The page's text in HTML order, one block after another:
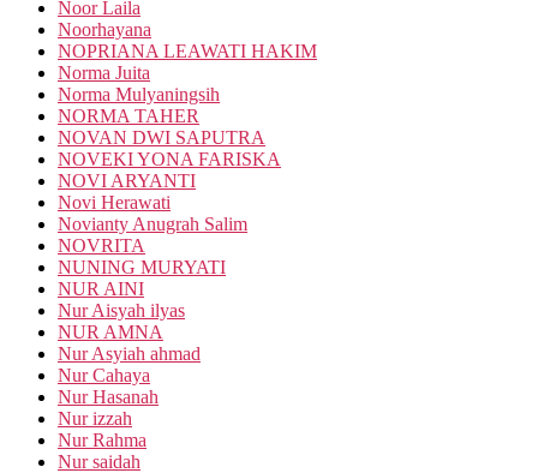
Noor Laila
Noorhayana
NOPRIANA LEAWATI HAKIM
Norma Juita
Norma Mulyaningsih
NORMA TAHER
NOVAN DWI SAPUTRA
NOVEKI YONA FARISKA
NOVI ARYANTI
Novi Herawati
Novianty Anugrah Salim
NOVRITA
NUNING MURYATI
NUR AINI
Nur Aisyah ilyas
NUR AMNA
Nur Asyiah ahmad
Nur Cahaya
Nur Hasanah
Nur izzah
Nur Rahma
Nur saidah